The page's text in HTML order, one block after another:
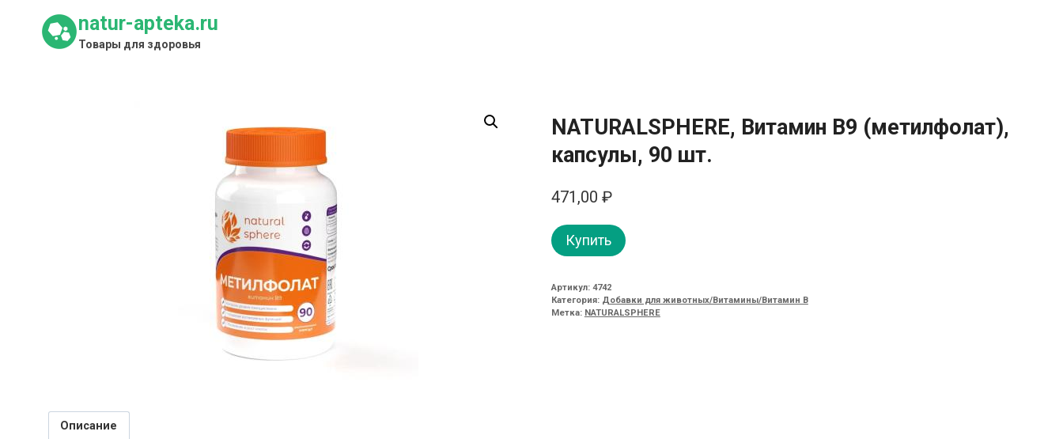
содержимому
natur-apteka.ru
Товары для здоровья
NATURALSPHERE, Витамин B9 (метилфолат),
капсулы, 90 шт.
471,00 ₽
Купить
Артикул: 4742
Категория: Добавки для животных/Витамины/Витамин B
Метка: NATURALSPHERE
Описание